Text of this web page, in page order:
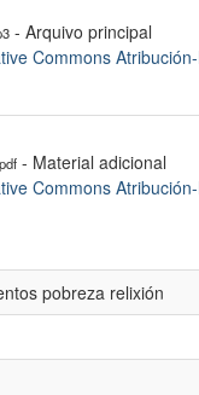
- Arquivo principal
Commons
- Material adicional
Commons
pobreza relixión